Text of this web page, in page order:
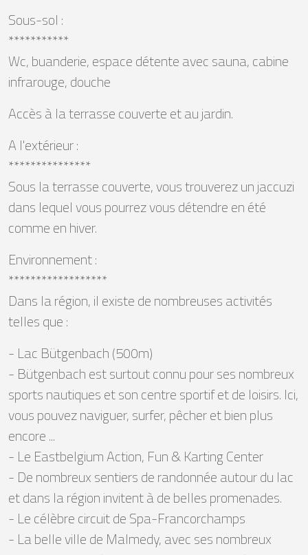
Sous-sol :
***********
Wc, buanderie, espace détente avec sauna, cabine
infrarouge, douche
Accès à la terrasse couverte et au jardin.
A l'extérieur :
***************
Sous la terrasse couverte, vous trouverez un jaccuzi
dans lequel vous pourrez vous détendre en été
comme en hiver.
Environnement :
******************
Dans la région, il existe de nombreuses activités
telles que :
- Lac Bütgenbach (500m)
- Bütgenbach est surtout connu pour ses nombreux
sports nautiques et son centre sportif et de loisirs. Ici,
vous pouvez naviguer, surfer, pêcher et bien plus
encore ...
- Le Eastbelgium Action, Fun & Karting Center
- De nombreux sentiers de randonnée autour du lac
et dans la région invitent à de belles promenades.
- Le célèbre circuit de Spa-Francorchamps
- La belle ville de Malmedy, avec ses nombreux